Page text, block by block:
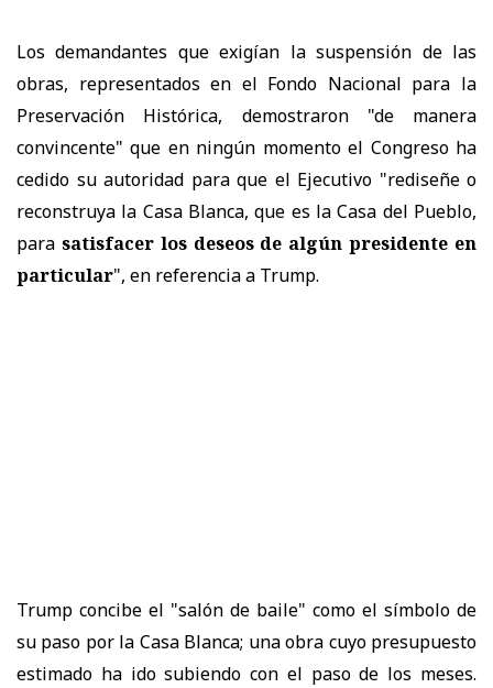
Los demandantes que exigían la suspensión de las
obras, representados en el Fondo Nacional para la
Preservación Histórica, demostraron "de manera
convincente" que en ningún momento el Congreso ha
cedido su autoridad para que el Ejecutivo "rediseñe o
reconstruya la Casa Blanca, que es la Casa del Pueblo,
para satisfacer los deseos de algún presidente en
particular", en referencia a Trump.
Trump concibe el "salón de baile" como el símbolo de
su paso por la Casa Blanca; una obra cuyo presupuesto
estimado ha ido subiendo con el paso de los meses.